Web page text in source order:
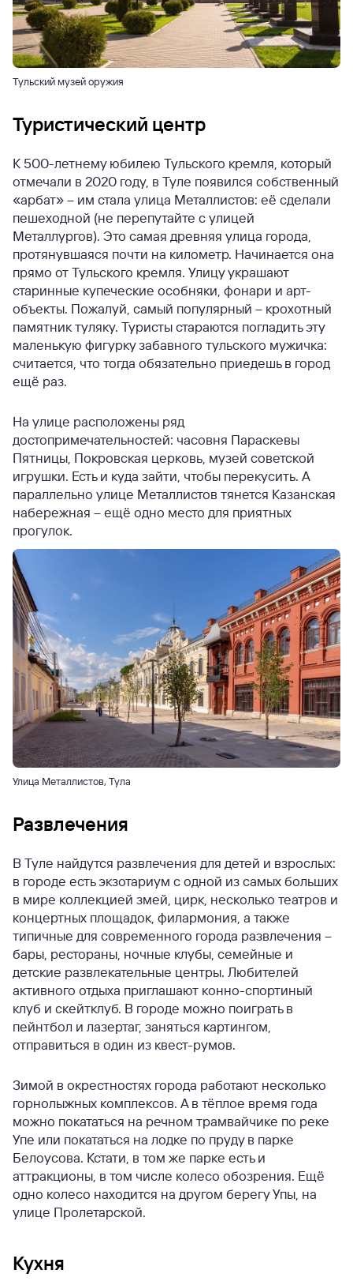
Тульский музей оружия
Туристический центр
К 500-летнему юбилею Тульского кремля, который
отмечали в 2020 году, в Туле появился собственный
«арбат» – им стала улица Металлистов: её сделали
пешеходной (не перепутайте с улицей
Металлургов). Это самая древняя улица города,
протянувшаяся почти на километр. Начинается она
прямо от Тульского кремля. Улицу украшают
старинные купеческие особняки, фонари и арт-
объекты. Пожалуй, самый популярный – крохотный
памятник туляку. Туристы стараются погладить эту
маленькую фигурку забавного тульского мужичка:
считается, что тогда обязательно приедешь в город
ещё раз.
На улице расположены ряд
достопримечательностей: часовня Параскевы
Пятницы, Покровская церковь, музей советской
игрушки. Есть и куда зайти, чтобы перекусить. А
параллельно улице Металлистов тянется Казанская
набережная – ещё одно место для приятных
прогулок.
Улица Металлистов, Тула
Развлечения
В Туле найдутся развлечения для детей и взрослых:
в городе есть экзотариум с одной из самых больших
в мире коллекцией змей, цирк, несколько театров и
концертных площадок, филармония, а также
типичные для современного города развлечения –
бары, рестораны, ночные клубы, семейные и
детские развлекательные центры. Любителей
активного отдыха приглашают конно-спортиный
клуб и скейтклуб. В городе можно поиграть в
пейнтбол и лазертаг, заняться картингом,
отправиться в один из квест-румов.
Зимой в окрестностях города работают несколько
горнолыжных комплексов. А в тёплое время года
можно покататься на речном трамвайчике по реке
Упе или покататься на лодке по пруду в парке
Белоусова. Кстати, в том же парке есть и
аттракционы, в том числе колесо обозрения. Ещё
одно колесо находится на другом берегу Упы, на
улице Пролетарской.
Кухня